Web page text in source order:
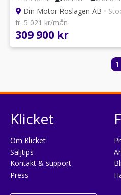
Din Motor Roslagen AB •
fr. 5 021 kr/mån
309 900 kr
1
Klicket
Om Klicket
Säljtips
Kontakt & support
Press